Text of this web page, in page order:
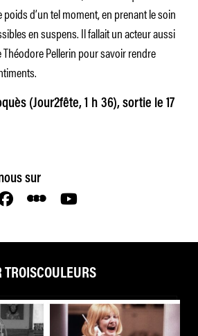
d’un tel moment, en prenant le soin
en suspens. Il fallait un acteur aussi
Pellerin pour savoir rendre
(Jour2fête, 1 h 36), sortie le 17
sur
TROISCOULEURS